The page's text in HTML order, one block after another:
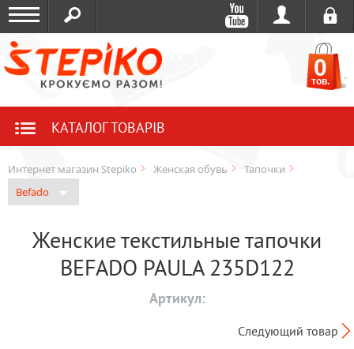
0
тов.
КАТАЛОГ ТОВАРІВ
Интернет магазин Stepiko Женская обувь
Тапочки
Befado
Женские текстильные тапочки
BEFADO PAULA 235D122
Артикул:
Следующий товар